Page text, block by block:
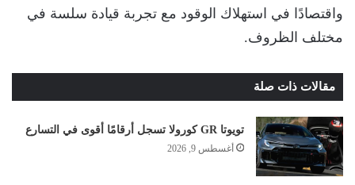
واقتصادًا في استهلاك الوقود مع تجربة قيادة سلسة في
مختلف الظروف.
مقالات ذات صلة
تويوتا GR كورولا تسجل أرقامًا أقوى في التسارع
أغسطس 9, 2026